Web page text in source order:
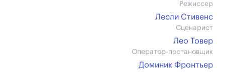
Режиссер
Лесли Стивенс
Сценарист
Лео Товер
Оператор-постановщик
Доминик Фронтьер